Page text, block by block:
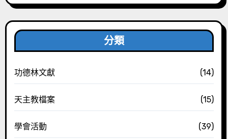
分類
功德林文獻 (14)
天主教檔案 (15)
學會活動 (39)